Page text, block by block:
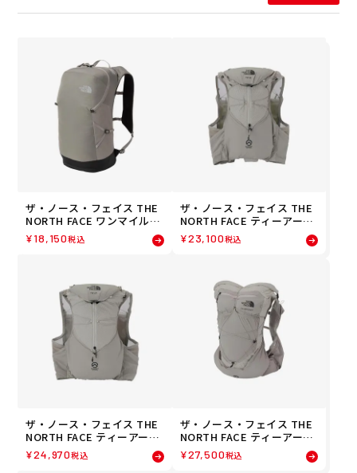
ザ・ノース・フェイス THE
NORTH FACE ワンマイル22
ランニング トレイル トレラ
ン バックパック NM62460-
¥18,150税込
ザ・ノース・フェイス THE
NORTH FACE ティーアール
6 ランニング トレイル トレ
ラン バックパック NM6251
¥23,100税込
ザ・ノース・フェイス THE
NORTH FACE ティーアール
10 ランニング トレイル ト
レラン バックパック NM625
¥24,970税込
ザ・ノース・フェイス THE
NORTH FACE ティーアール
ロケット ランニング トレイ
ル トレラン バックパック N
¥27,500税込